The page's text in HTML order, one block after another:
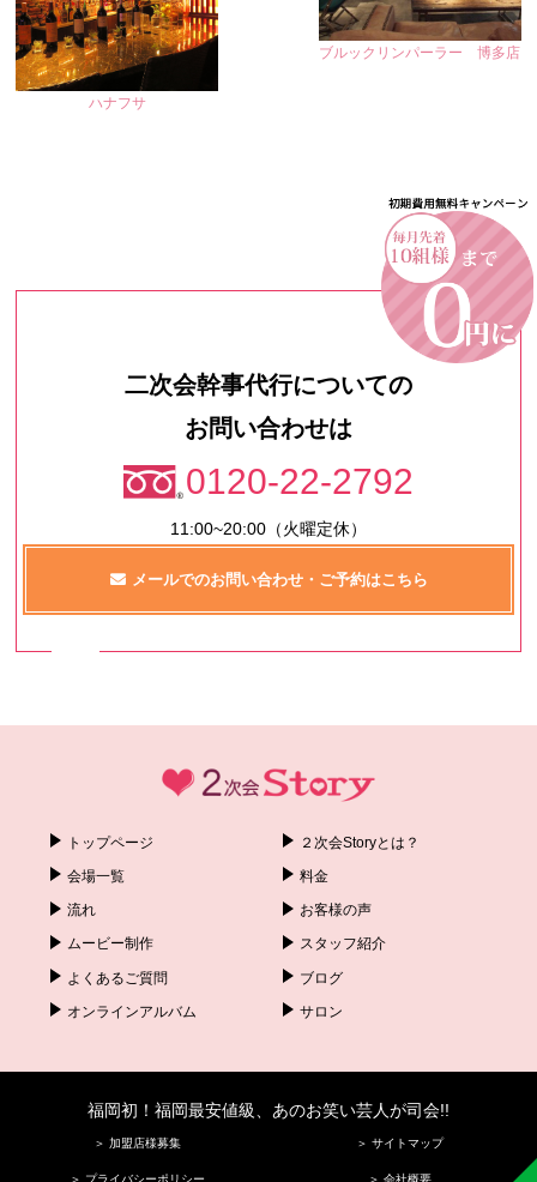
ハナフサ
ブルックリンパーラー 博多店
二次会幹事代行についての
お問い合わせは
0120-22-2792
11:00~20:00（火曜定休）
メールでのお問い合わせ・ご予約はこちら
トップページ ２次会Storyとは？
会場一覧 料金
流れ お客様の声
ムービー制作 スタッフ紹介
よくあるご質問 ブログ
オンラインアルバム サロン
福岡初！福岡最安値級、あのお笑い芸人が司会!!
＞ 加盟店様募集 ＞ サイトマップ